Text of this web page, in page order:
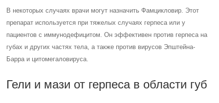
В некоторых случаях врачи могут назначить Фамцикловир. Этот
препарат используется при тяжелых случаях герпеса или у
пациентов с иммунодефицитом. Он эффективен против герпеса на
губах и других частях тела, а также против вирусов Эпштейна-
Барра и цитомегаловируса.
Гели и мази от герпеса в области губ